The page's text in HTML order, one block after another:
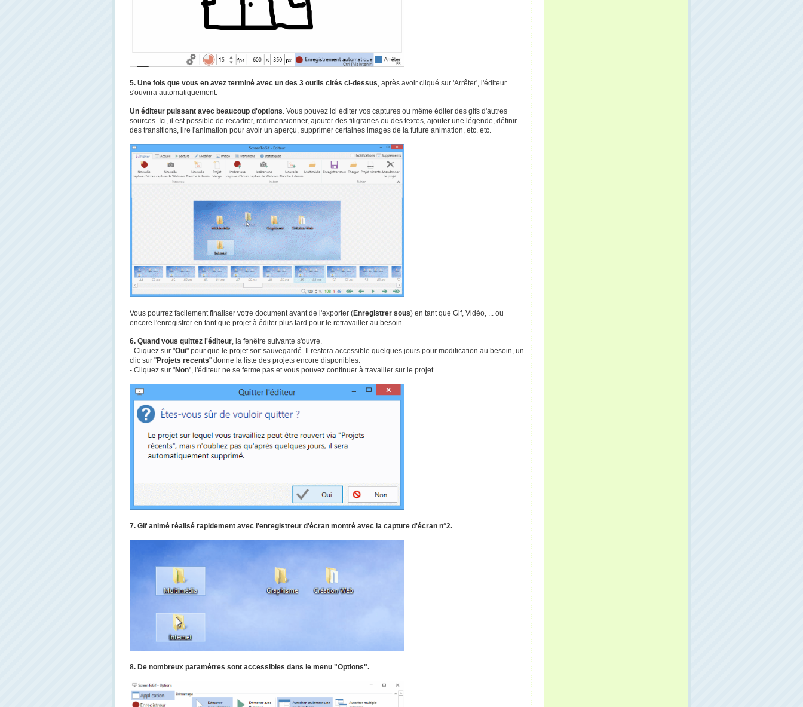
5. Une fois que vous en avez terminé avec un des 3 outils cités ci-dessus , après avoir cliqué sur 'Arrêter', l'éditeur
s'ouvrira automatiquement.
Un éditeur puissant avec beaucoup d'options . Vous pouvez ici éditer vos captures ou même éditer des gifs d'autres
sources. Ici, il est possible de recadrer, redimensionner, ajouter des filigranes ou des textes, ajouter une légende, définir
des transitions, lire l'animation pour avoir un aperçu, supprimer certaines images de la future animation, etc. etc.
Vous pourrez facilement finaliser votre document avant de l'exporter (Enregistrer sous) en tant que Gif, Vidéo, ... ou
encore l'enregistrer en tant que projet à éditer plus tard pour le retravailler au besoin.
6. Quand vous quittez l'éditeur , la fenêtre suivante s'ouvre.
- Cliquez sur "Oui" pour que le projet soit sauvegardé. Il restera accessible quelques jours pour modification au besoin, un
clic sur "Projets recents" donne la liste des projets encore disponibles.
- Cliquez sur "Non", l'éditeur ne se ferme pas et vous pouvez continuer à travailler sur le projet.
7. Gif animé réalisé rapidement avec l'enregistreur d'écran montré avec la capture d'écran n°2.
8. De nombreux paramètres sont accessibles dans le menu "Options".